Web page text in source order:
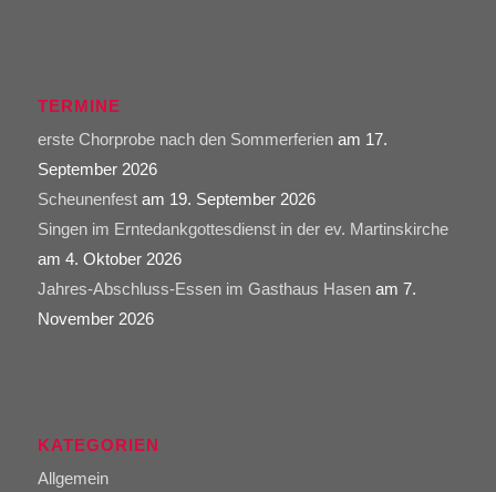
TERMINE
erste Chorprobe nach den Sommerferienam 17.
September 2026
Scheunenfestam 19. September 2026
Singen im Erntedankgottesdienst in der ev. Martinskirche
am 4. Oktober 2026
Jahres-Abschluss-Essen im Gasthaus Hasenam 7.
November 2026
KATEGORIEN
Allgemein